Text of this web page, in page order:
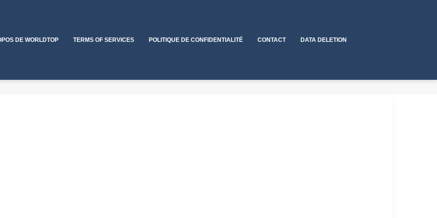
DE WORLDTOP TERMS OF SERVICES POLITIQUE DE CONFIDENTIALITÉ CONTACT DATA DELETION